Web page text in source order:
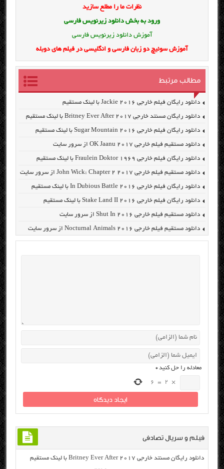
نظرات ما را مطلع سازید
ورود به بخش دانلود زیرنویس فارسی
آموزش دانلود زیرنویس فارسی
آموزش سوئیچ دو زبان فارسی و انگلیسی در فیلم های دوبله
مطالب مرتبط
دانلود رایگان فیلم خارجی Jackie 2016 با لینک مستقیم
دانلود رایگان مسنتد خارجی Britney Ever After 2017 با لینک مستقیم
دانلود رایگان فیلم خارجی Sugar Mountain 2016 با لینک مستقیم
دانلود مستقیم فیلم خارجی OK Jaanu 2017 از سرور سایت
دانلود رایگان فیلم خارجی Fraulein Doktor 1969 با لینک مستقیم
دانلود مستقیم فیلم خارجی John Wick: Chapter 2 2017 از سرور سایت
دانلود رایگان فیلم خارجی In Dubious Battle 2016 با لینک مستقیم
دانلود رایگان فیلم خارجی Stake Land II 2016 با لینک مستقیم
دانلود مستقیم فیلم خارجی Shut In 2016 از سرور سایت
دانلود مستقیم فیلم خارجی Nocturnal Animals 2016 از سرور سایت
معادله را حل کنید*
×
2
=
6
فیلم و سریال تصادفی
دانلود رایگان مسنتد خارجی Britney Ever After 2017 با لینک مستقیم